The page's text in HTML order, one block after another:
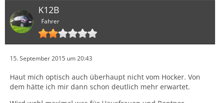
K12B
Fahrer
15. September 2015 um 20:43
Haut mich optisch auch überhaupt nicht vom Hocker. Von
dem hätte ich mir dann schon deutlich mehr erwartet.